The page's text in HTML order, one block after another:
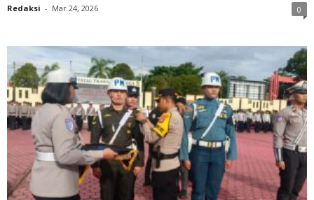
Redaksi - Mar 24, 2026 0